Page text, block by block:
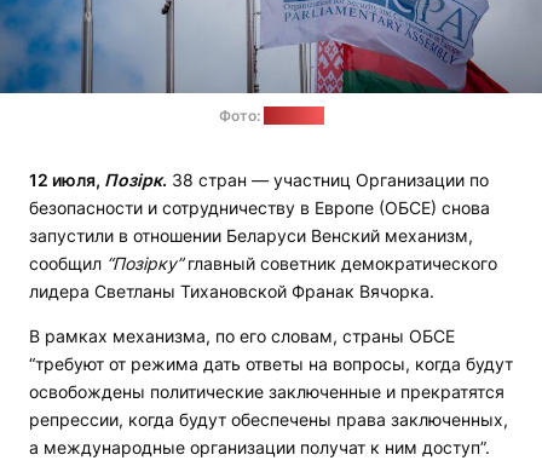
Фото:
12 июля, Позірк. 38 стран — участниц Организации по
безопасности и сотрудничеству в Европе (ОБСЕ) снова
запустили в отношении Беларуси Венский механизм,
сообщил “Позірку”главный советник демократического
лидера Светланы Тихановской Франак Вячорка.
В рамках механизма, по его словам, страны ОБСЕ
“требуют от режима дать ответы на вопросы, когда будут
освобождены политические заключенные и прекратятся
репрессии, когда будут обеспечены права заключенных,
а международные организации получат к ним доступ”.